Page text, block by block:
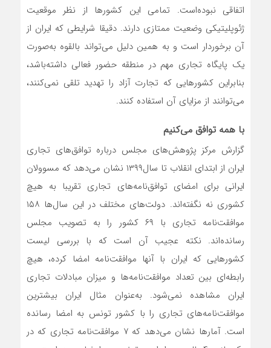
اتفاقی نبوده‌است. تمامی این کشورها از نظر موقعیت
ژئوپلیتیکی وضعیت ممتازی دارند. دقیقا شرایطی که ایران از
آن برخوردار است و به همین دلیل می‌تواند بالقوه به‌صورت
یک پایگاه تجاری مهم در منطقه حضور فعالی داشته‌باشد،
بنابراین کشورهایی که تجارت آزاد را تهدید تلقی نمی‌کنند،
می‌توانند از مزایای آن استفاده کنند.
با همه توافق می‌کنیم
گزارش مرکز پژوهش‌های مجلس درباره توافق‌های تجاری
ایران از ابتدای انقلاب تا سال‌۱۳۹۹ نشان می‌دهد که مسوولان
ایرانی برای امضای توافق‌نامه‌های تجاری تقریبا به هیچ
کشوری نه نگفته‌‌‌‌‌اند. دولت‌های مختلف در این سال‌ها ۱۵۸
موافقت‌نامه تجاری با ۶۹ کشور را به تصویب مجلس
رسانده‌اند. نکته عجیب آن است که با بررسی لیست
کشورهایی که ایران با آنها موافقت‌نامه امضا کرده، هیچ
رابطه‌‌‌‌‌ای بین تعداد موافقت‌نامه‌‌‌‌‌ها و میزان مبادلات تجاری
ایران مشاهده نمی‌شود. به‌عنوان مثال ایران بیشترین
موافقت‌نامه‌های تجاری را با کشور تونس به امضا رسانده
است. آمارها نشان می‌دهد که ۷ موافقت‌نامه تجاری که در